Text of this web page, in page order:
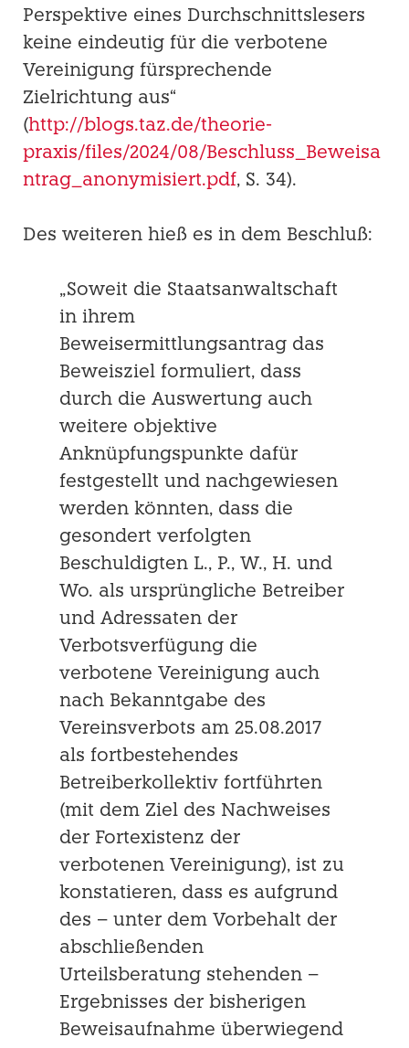
Perspektive eines Durchschnittslesers
keine eindeutig für die verbotene
Vereinigung fürsprechende
Zielrichtung aus“
(http://blogs.taz.de/theorie-
praxis/files/2024/08/Beschluss_Beweisa
ntrag_anonymisiert.pdf, S. 34).
Des weiteren hieß es in dem Beschluß:
„Soweit die Staatsanwaltschaft
in ihrem
Beweisermittlungsantrag das
Beweisziel formuliert, dass
durch die Auswertung auch
weitere objektive
Anknüpfungspunkte dafür
festgestellt und nachgewiesen
werden könnten, dass die
gesondert verfolgten
Beschuldigten L., P., W., H. und
Wo. als ursprüngliche Betreiber
und Adressaten der
Verbotsverfügung die
verbotene Vereinigung auch
nach Bekanntgabe des
Vereinsverbots am 25.08.2017
als fortbestehendes
Betreiberkollektiv fortführten
(mit dem Ziel des Nachweises
der Fortexistenz der
verbotenen Vereinigung), ist zu
konstatieren, dass es aufgrund
des – unter dem Vorbehalt der
abschließenden
Urteilsberatung stehenden –
Ergebnisses der bisherigen
Beweisaufnahme überwiegend